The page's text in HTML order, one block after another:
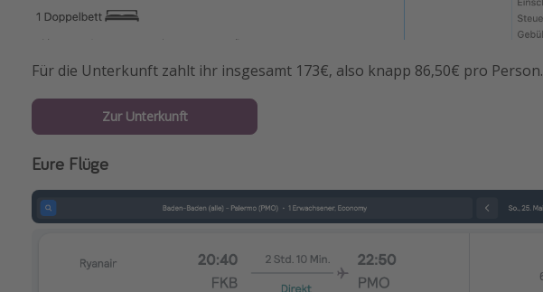
Für die Unterkunft zahlt ihr insgesamt 173€, also knapp 86,50€ pro Person.
Zur Unterkunft
Eure Flüge